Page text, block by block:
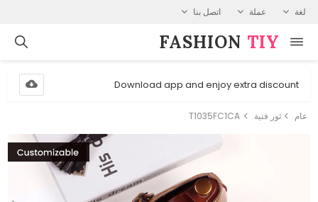
لغة عملة اتصل بنا
FASHION⁠ TIY
Download app and enjoy extra discount
عام ثور فتية T1035FC1CA